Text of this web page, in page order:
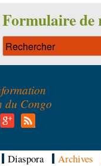
Formulaire de
du Congo
Diaspora Archives